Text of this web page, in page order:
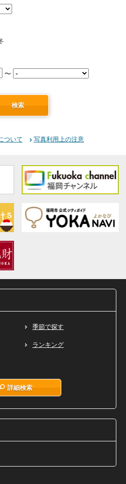
〜
検索
ついて 写真利用上の注意
季節で探す
ランキング
詳細検索